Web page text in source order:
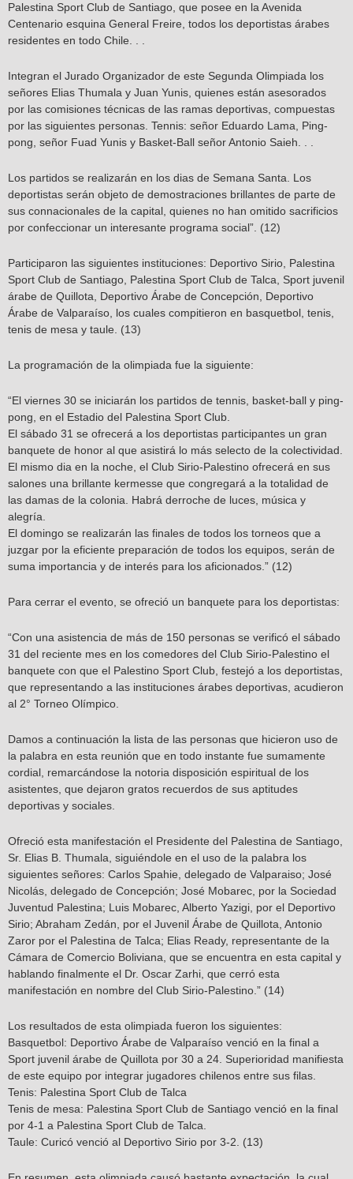
Palestina Sport Club de Santiago, que posee en la Avenida
Centenario esquina General Freire, todos los deportistas árabes
residentes en todo Chile. . .
Integran el Jurado Organizador de este Segunda Olimpiada los
señores Elias Thumala y Juan Yunis, quienes están asesorados
por las comisiones técnicas de las ramas deportivas, compuestas
por las siguientes personas. Tennis: señor Eduardo Lama, Ping-
pong, señor Fuad Yunis y Basket-Ball señor Antonio Saieh. . .
Los partidos se realizarán en los dias de Semana Santa. Los
deportistas serán objeto de demostraciones brillantes de parte de
sus connacionales de la capital, quienes no han omitido sacrificios
por confeccionar un interesante programa social”. (12)
Participaron las siguientes instituciones: Deportivo Sirio, Palestina
Sport Club de Santiago, Palestina Sport Club de Talca, Sport juvenil
árabe de Quillota, Deportivo Árabe de Concepción, Deportivo
Árabe de Valparaíso, los cuales compitieron en basquetbol, tenis,
tenis de mesa y taule. (13)
La programación de la olimpiada fue la siguiente:
“El viernes 30 se iniciarán los partidos de tennis, basket-ball y ping-
pong, en el Estadio del Palestina Sport Club.
El sábado 31 se ofrecerá a los deportistas participantes un gran
banquete de honor al que asistirá lo más selecto de la colectividad.
El mismo dia en la noche, el Club Sirio-Palestino ofrecerá en sus
salones una brillante kermesse que congregará a la totalidad de
las damas de la colonia. Habrá derroche de luces, música y
alegría.
El domingo se realizarán las finales de todos los torneos que a
juzgar por la eficiente preparación de todos los equipos, serán de
suma importancia y de interés para los aficionados.” (12)
Para cerrar el evento, se ofreció un banquete para los deportistas:
“Con una asistencia de más de 150 personas se verificó el sábado
31 del reciente mes en los comedores del Club Sirio-Palestino el
banquete con que el Palestino Sport Club, festejó a los deportistas,
que representando a las instituciones árabes deportivas, acudieron
al 2° Torneo Olímpico.
Damos a continuación la lista de las personas que hicieron uso de
la palabra en esta reunión que en todo instante fue sumamente
cordial, remarcándose la notoria disposición espiritual de los
asistentes, que dejaron gratos recuerdos de sus aptitudes
deportivas y sociales.
Ofreció esta manifestación el Presidente del Palestina de Santiago,
Sr. Elias B. Thumala, siguiéndole en el uso de la palabra los
siguientes señores: Carlos Spahie, delegado de Valparaiso; José
Nicolás, delegado de Concepción; José Mobarec, por la Sociedad
Juventud Palestina; Luis Mobarec, Alberto Yazigi, por el Deportivo
Sirio; Abraham Zedán, por el Juvenil Árabe de Quillota, Antonio
Zaror por el Palestina de Talca; Elias Ready, representante de la
Cámara de Comercio Boliviana, que se encuentra en esta capital y
hablando finalmente el Dr. Oscar Zarhi, que cerró esta
manifestación en nombre del Club Sirio-Palestino.” (14)
Los resultados de esta olimpiada fueron los siguientes:
Basquetbol: Deportivo Árabe de Valparaíso venció en la final a
Sport juvenil árabe de Quillota por 30 a 24. Superioridad manifiesta
de este equipo por integrar jugadores chilenos entre sus filas.
Tenis: Palestina Sport Club de Talca
Tenis de mesa: Palestina Sport Club de Santiago venció en la final
por 4-1 a Palestina Sport Club de Talca.
Taule: Curicó venció al Deportivo Sirio por 3-2. (13)